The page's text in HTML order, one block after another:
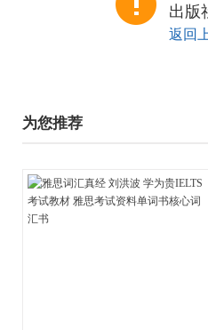
出版
返回
为您推荐